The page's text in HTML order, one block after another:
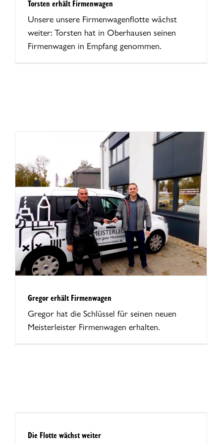
Torsten erhält Firmenwagen
Unsere unsere Firmenwagenflotte wächst
weiter: Torsten hat in Oberhausen seinen
Firmenwagen in Empfang genommen.
Gregor erhält Firmenwagen
Gregor hat die Schlüssel für seinen neuen
Meisterleister Firmenwagen erhalten.
Die Flotte wächst weiter